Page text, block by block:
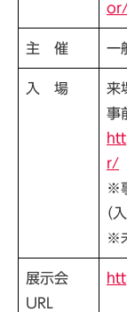
主 催 一
入 場
来
事
r/
※
（
※
展示会
URL